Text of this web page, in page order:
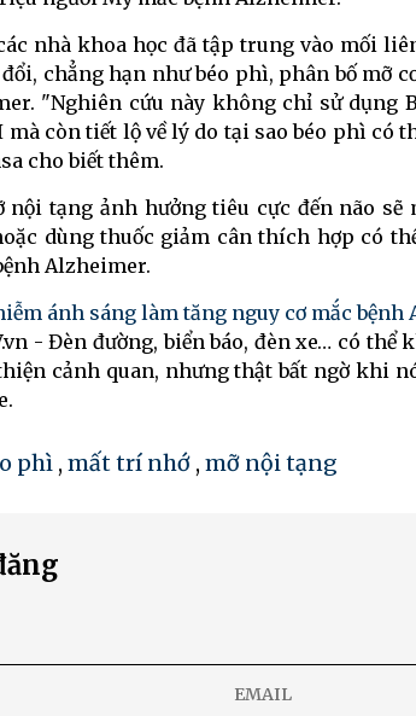
nhà khoa học đã tập trung vào mối
chẳng hạn như béo phì, phân bố mỡ
"Nghiên cứu này không chỉ sử dụng
còn tiết lộ về lý do tại sao béo phì có
cho biết thêm.
nội tạng ảnh hưởng tiêu cực đến não
dùng thuốc giảm cân thích hợp có
Alzheimer.
ánh sáng làm tăng nguy cơ mắc bệnh
- Đèn đường, biển báo, đèn xe… có thể
cảnh quan, nhưng thật bất ngờ khi
phì , mất trí nhớ , mỡ nội tạng